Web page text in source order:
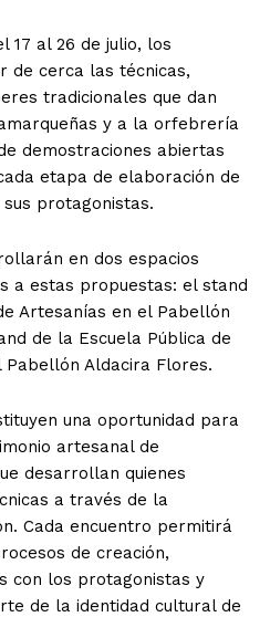
17 al 26 de julio, los
de cerca las técnicas,
tradicionales que dan
y a la orfebrería
demostraciones abiertas
etapa de elaboración de
protagonistas.
en dos espacios
a estas propuestas: el stand
Artesanías en el Pabellón
de la Escuela Pública de
Aldacira Flores.
una oportunidad para
artesanal de
desarrollan quienes
a través de la
Cada encuentro permitirá
de creación,
con los protagonistas y
de la identidad cultural de